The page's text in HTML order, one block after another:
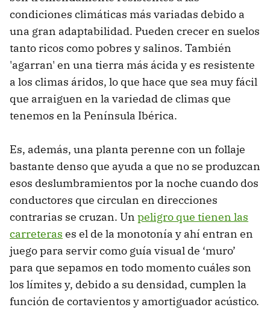
condiciones climáticas más variadas debido a
una gran adaptabilidad. Pueden crecer en suelos
tanto ricos como pobres y salinos. También
'agarran' en una tierra más ácida y es resistente
a los climas áridos, lo que hace que sea muy fácil
que arraiguen en la variedad de climas que
tenemos en la Península Ibérica.
Es, además, una planta perenne con un follaje
bastante denso que ayuda a que no se produzcan
esos deslumbramientos por la noche cuando dos
conductores que circulan en direcciones
contrarias se cruzan. Un peligro que tienen las
carreteras es el de la monotonía y ahí entran en
juego para servir como guía visual de ‘muro’
para que sepamos en todo momento cuáles son
los límites y, debido a su densidad, cumplen la
función de cortavientos y amortiguador acústico.